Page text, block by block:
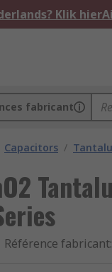
Klik hier
fabricant
Capacitors /
Référence fabricant: